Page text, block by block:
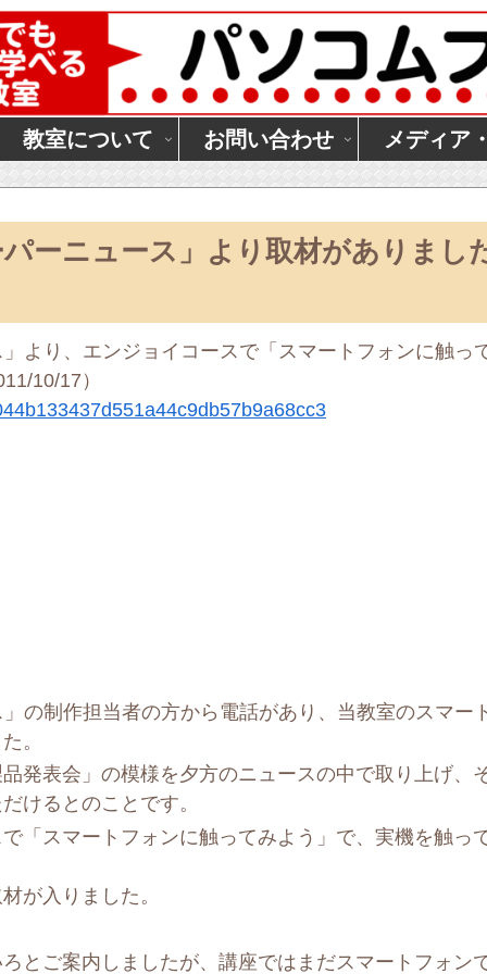
教室について お問い合わせ メディア
ーニュース」より取材がありまし
より、エンジョイコースで「スマートフォンに触っ
10/17）
の制作担当者の方から電話があり、当教室のスマー
。
発表会」の模様を夕方のニュースの中で取り上げ、
けるとのことです。
「スマートフォンに触ってみよう」で、実機を触っ
が入りました。
とご案内しましたが、講座ではまだスマートフォン